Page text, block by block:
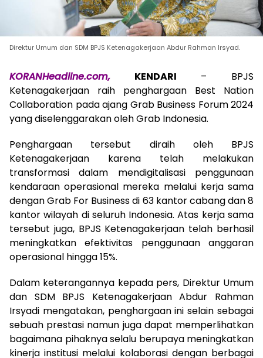
Direktur Umum dan SDM BPJS Ketenagakerjaan Abdur Rahman Irsyad.
KORANHeadline.com, KENDARI – BPJS
Ketenagakerjaan raih penghargaan Best Nation
Collaboration pada ajang Grab Business Forum 2024
yang diselenggarakan oleh Grab Indonesia.
Penghargaan tersebut diraih oleh BPJS
Ketenagakerjaan karena telah melakukan
transformasi dalam mendigitalisasi penggunaan
kendaraan operasional mereka melalui kerja sama
dengan Grab For Business di 63 kantor cabang dan 8
kantor wilayah di seluruh Indonesia. Atas kerja sama
tersebut juga, BPJS Ketenagakerjaan telah berhasil
meningkatkan efektivitas penggunaan anggaran
operasional hingga 15%.
Dalam keterangannya kepada pers, Direktur Umum
dan SDM BPJS Ketenagakerjaan Abdur Rahman
Irsyadi mengatakan, penghargaan ini selain sebagai
sebuah prestasi namun juga dapat memperlihatkan
bagaimana pihaknya selalu berupaya meningkatkan
kinerja institusi melalui kolaborasi dengan berbagai